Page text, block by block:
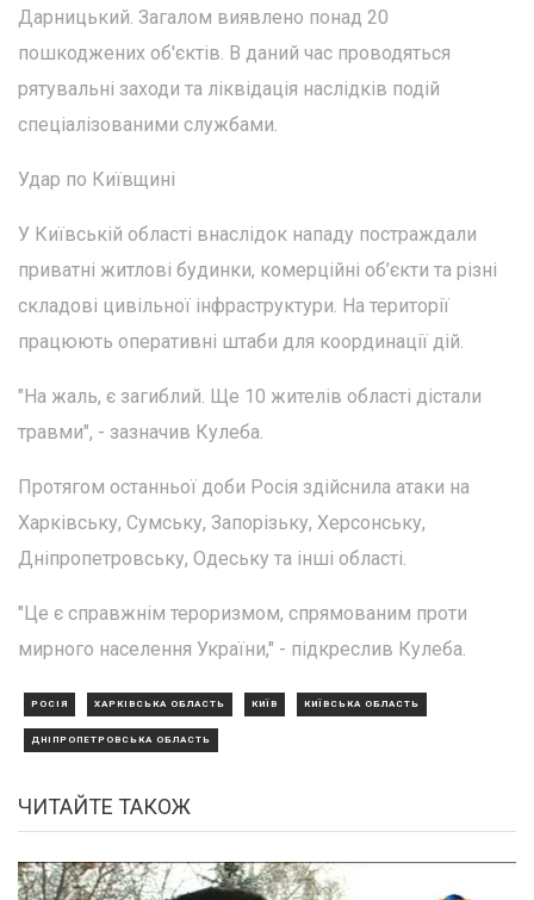
Дарницький. Загалом виявлено понад 20
пошкоджених об'єктів. В даний час проводяться
рятувальні заходи та ліквідація наслідків подій
спеціалізованими службами.
Удар по Київщині
У Київській області внаслідок нападу постраждали
приватні житлові будинки, комерційні об’єкти та різні
складові цивільної інфраструктури. На території
працюють оперативні штаби для координації дій.
"На жаль, є загиблий. Ще 10 жителів області дістали
травми", - зазначив Кулеба.
Протягом останньої доби Росія здійснила атаки на
Харківську, Сумську, Запорізьку, Херсонську,
Дніпропетровську, Одеську та інші області.
"Це є справжнім тероризмом, спрямованим проти
мирного населення України," - підкреслив Кулеба.
РОСІЯ ХАРКІВСЬКА ОБЛАСТЬ КИЇВ КИЇВСЬКА ОБЛАСТЬ
ДНІПРОПЕТРОВСЬКА ОБЛАСТЬ
ЧИТАЙТЕ ТАКОЖ